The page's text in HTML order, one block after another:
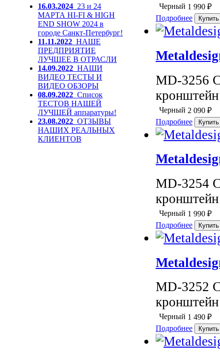
16.03.2024 23 и 24
МАРТА HI-FI & HIGH
END SHOW 2024 в
городе Санкт-Петербург!
11.11.2022 НАШЕ
ПРЕДПРИЯТИЕ
ЛУЧШЕЕ В ОТРАСЛИ
14.09.2022 НАШИ
ВИДЕО ТЕСТЫ И
ВИДЕО ОБЗОРЫ
08.09.2022 Список
ТЕСТОВ НАШЕЙ
ЛУЧШЕЙ аппаратуры!
23.08.2022 ОТЗЫВЫ
НАШИХ РЕАЛЬНЫХ
КЛИЕНТОВ
Черный 1 990 ₽
Подробнее
MD-3256
Черный 2 090 ₽
Подробнее
MD-3254
Черный 1 990 ₽
Подробнее
MD-3252
Черный 1 490 ₽
Подробнее